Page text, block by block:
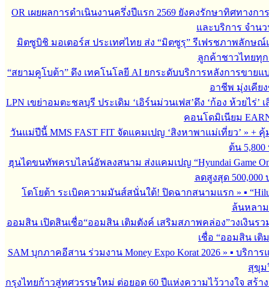
OR เผยผลการดำเนินงานครึ่งปีแรก 2569 ยังคงรักษาทิศทางกา
และบริการ จำนว
มิตซูบิชิ มอเตอร์ส ประเทศไทย ส่ง “มิตซูรุ” รีเฟรชภาพลักษณ์
ลูกค้าชาวไทยทุก
“สยามคูโบต้า” ดึง เทคโนโลยี AI ยกระดับบริการหลังการขาย
อาชีพ มุ่งเคีย
LPN เขย่าอมตะชลบุรี ประเดิม ‘เอิร์นม่วนเฟส’ดึง ‘ก้อง ห้วยไร่’
คอนโดมิเนียม
วันแม่ปีนี้ MMS FAST FIT จัดแคมเปญ ‘สิงหาพาแม่เที่ยว’ » + คุ้
ต้น
ฮุนไดขนทัพครบไลน์อัพลงสนาม ส่งแคมเปญ “Hyundai Game
ลดสูงสุด 500,000
โตโยต้า ระเบิดความมันส์สนั่นใต้! ปิดฉากสนามแรก » ▪︎
ล้นหลาม
ออมสิน เปิดสินเชื่อ“ออมสิน เติมตังค์ เสริมสภาพคล่อง”วงเงินรว
เชื่อ “ออมสิน เติ
SAM บุกภาคอีสาน ร่วมงาน Money Expo Korat 2026» ▪︎ บริกา
สุขุม
กรุงไทยก้าวสู่ทศวรรษใหม่ ต่อยอด 60 ปีแห่งความไว้วางใจ สร้